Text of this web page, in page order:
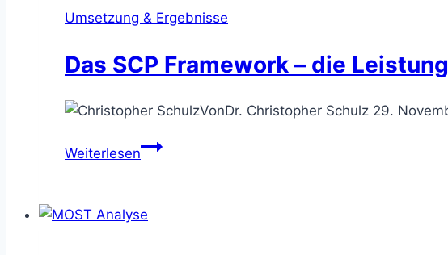
das
Geschäftsmodell
Videothek
nicht
trägt
Umsetzung & Ergebnisse
Das SCP Framework – die
VonDr. Christopher Schulz 29.
WeiterlesenDas
–